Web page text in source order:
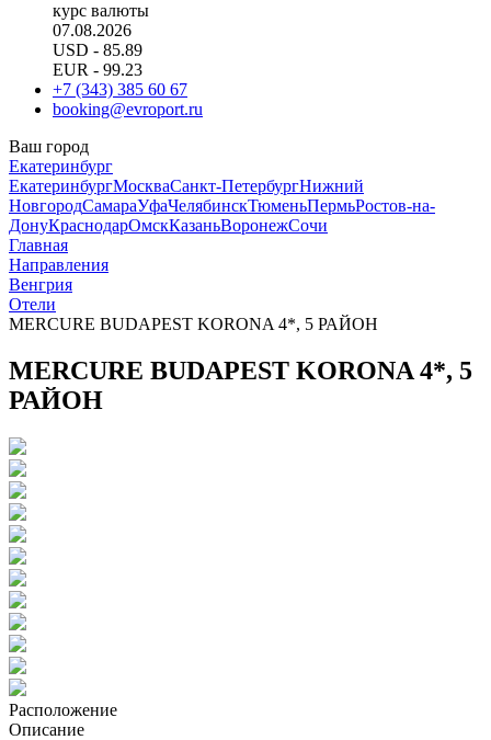
курс валюты
07.08.2026
USD - 85.89
EUR - 99.23
+7 (343) 385 60 67
booking@evroport.ru
Ваш город
Екатеринбург
ЕкатеринбургМоскваСанкт-ПетербургНижний
НовгородСамараУфаЧелябинскТюменьПермьРостов-на-
ДонуКраснодарОмскКазаньВоронежСочи
Главная
Направления
Венгрия
Отели
MERCURE BUDAPEST KORONA 4*, 5 РАЙОН
MERCURE BUDAPEST KORONA 4*, 5
РАЙОН
Расположение
Описание